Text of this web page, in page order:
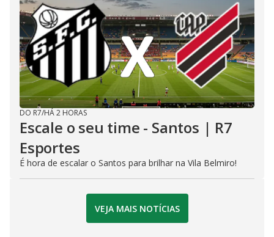
DO R7/HÁ 2 HORAS
Escale o seu time - Santos | R7
Esportes
É hora de escalar o Santos para brilhar na Vila Belmiro!
VEJA MAIS NOTÍCIAS